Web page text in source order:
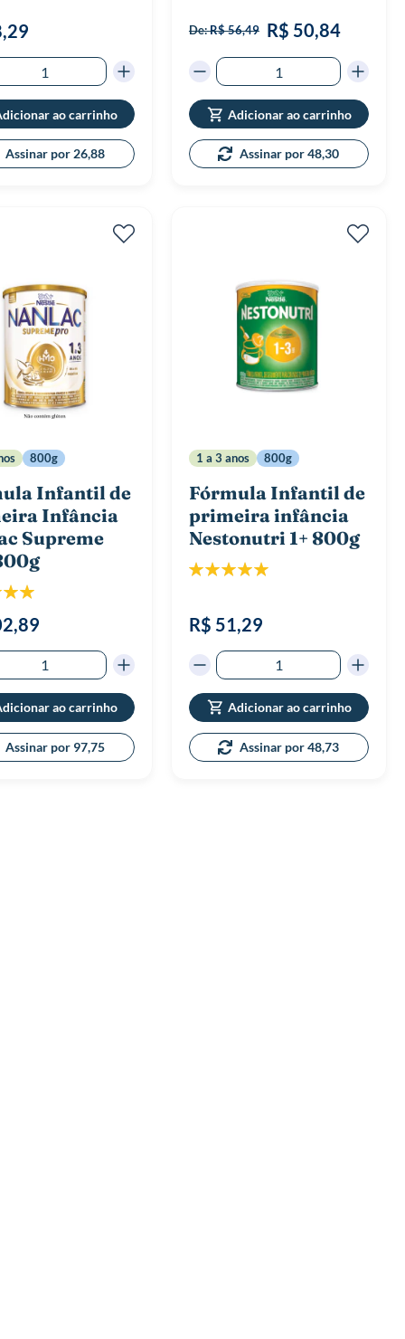
ao carrinho
Assinar por 26,88
De:R$ 56,49 R$ 50,84
Adicionar ao carrinho
Assinar por 48,30
800g
Infantil de
Infância
Supreme
ao carrinho
Assinar por 97,75
1 a 3 anos 800g
Fórmula Infantil de
primeira infância
Nestonutri 1+ 800g
Classificação:
R$ 51,29
Adicionar ao carrinho
Assinar por 48,73